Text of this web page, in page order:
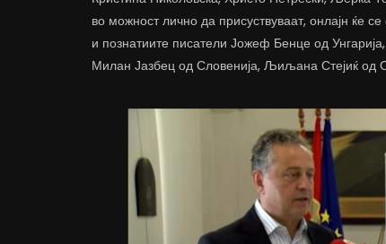
во можност лично да присуствуваат, онлајн ќе
и познатиите писатели Јожеф Бенце од
Милан Јазбец од Словенија, Љиљана Стејиќ од